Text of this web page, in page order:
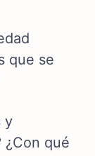
que se
y
¿Con qué